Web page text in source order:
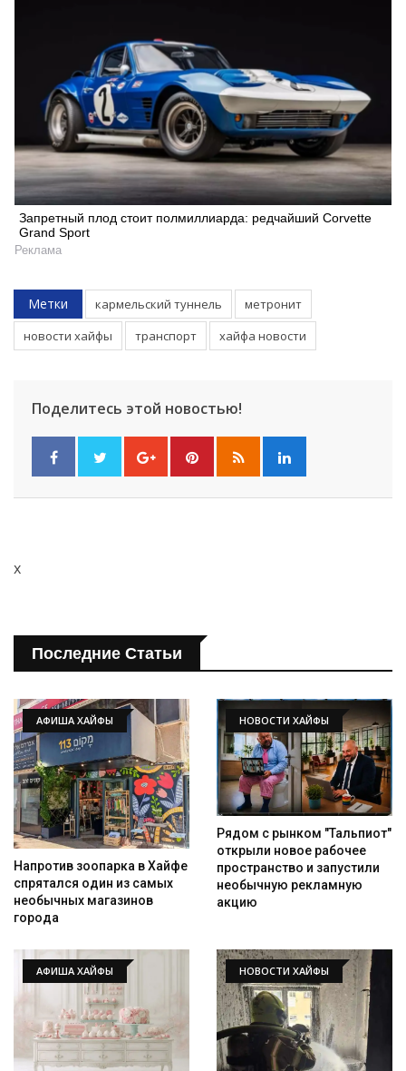
Запретный плод стоит полмиллиарда: редчайший Corvette
Grand Sport
Реклама
Метки кармельский туннель
метронит
новости хайфы
транспорт хайфа новости
Поделитесь этой новостью!
x
Последние Статьи
АФИША ХАЙФЫ
Напротив зоопарка в Хайфе
спрятался один из самых
необычных магазинов
города
НОВОСТИ ХАЙФЫ
Рядом с рынком "Тальпиот"
открыли новое рабочее
пространство и запустили
необычную рекламную
акцию
АФИША ХАЙФЫ НОВОСТИ ХАЙФЫ